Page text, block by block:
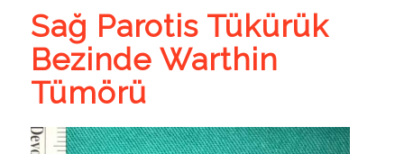
Sağ Parotis Tükürük
Bezinde Warthin
Tümörü